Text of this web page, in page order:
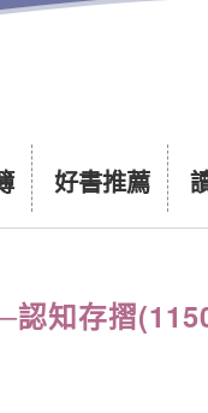
好書推薦
認知存摺